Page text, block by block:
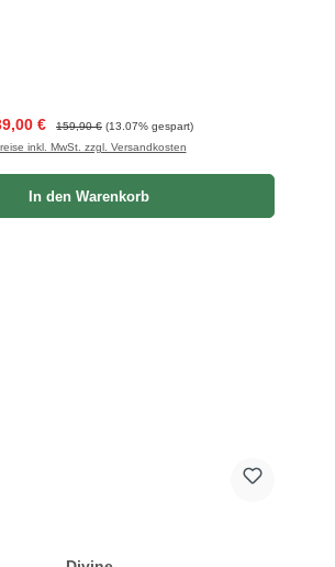
€ Regulärer Preis:
159,90 € (13.07% gespart)
inkl. MwSt. zzgl. Versandkosten
In den Warenkorb